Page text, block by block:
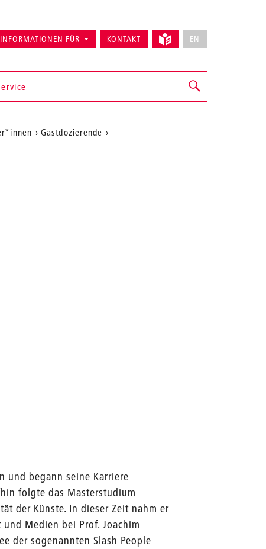
INFORMATIONEN FÜR KONTAKT EN
Gastdozierende
und begann seine Karriere
folgte das Masterstudium
der Künste. In dieser Zeit nahm er
Medien bei Prof. Joachim
der sogenannten Slash People